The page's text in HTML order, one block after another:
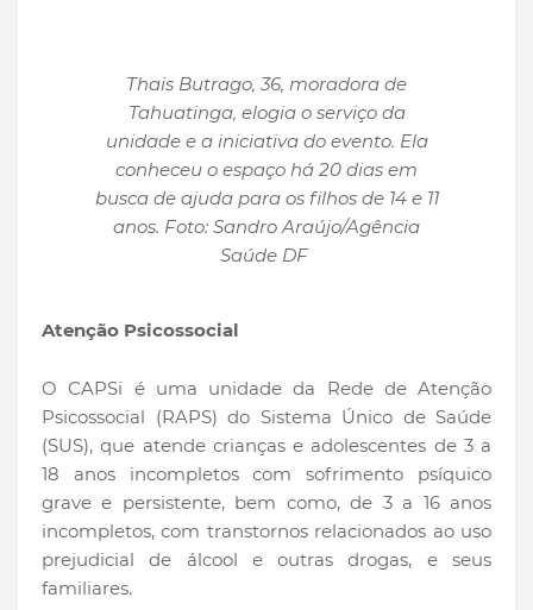
Thais Butrago, 36, moradora de
Tahuatinga, elogia o serviço da
unidade e a iniciativa do evento. Ela
conheceu o espaço há 20 dias em
busca de ajuda para os filhos de 14 e 11
anos. Foto: Sandro Araújo/Agência
Saúde DF
Atenção Psicossocial
O CAPSi é uma unidade da Rede de Atenção
Psicossocial (RAPS) do Sistema Único de Saúde
(SUS), que atende crianças e adolescentes de 3 a
18 anos incompletos com sofrimento psíquico
grave e persistente, bem como, de 3 a 16 anos
incompletos, com transtornos relacionados ao uso
prejudicial de álcool e outras drogas, e seus
familiares.